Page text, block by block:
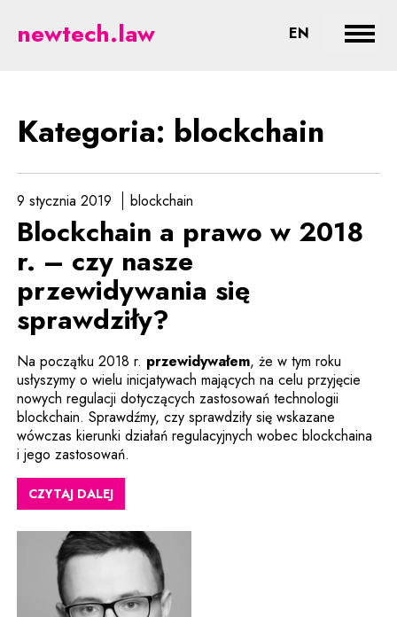
blockchain - prawne aspekty
newtech.law EN CHANGE
Kategoria: blockchain
9 stycznia 2019 blockchain
Blockchain a prawo w 2018
r. – czy nasze
przewidywania się
sprawdziły?
Na początku 2018 r. przewidywałem, że w tym roku
usłyszymy o wielu inicjatywach mających na celu przyjęcie
nowych regulacji dotyczących zastosowań technologii
blockchain. Sprawdźmy, czy sprawdziły się wskazane
wówczas kierunki działań regulacyjnych wobec blockchaina
i jego zastosowań.
CZYTAJ DALEJ